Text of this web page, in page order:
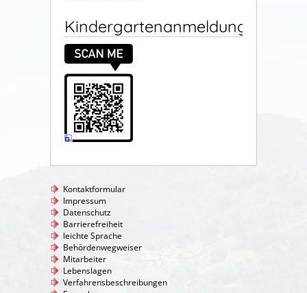
Kindergartenanmeldung
Kontaktformular
Impressum
Datenschutz
Barrierefreiheit
leichte Sprache
Behördenwegweiser
Mitarbeiter
Lebenslagen
Verfahrensbeschreibungen